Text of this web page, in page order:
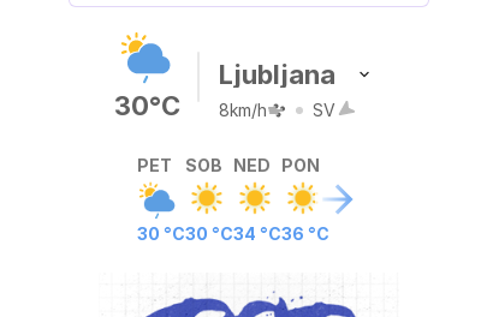
30°C
Ljubljana
8km/h SV
PET
30 °C
SOB
30 °C
NED
34 °C
PON
36 °C